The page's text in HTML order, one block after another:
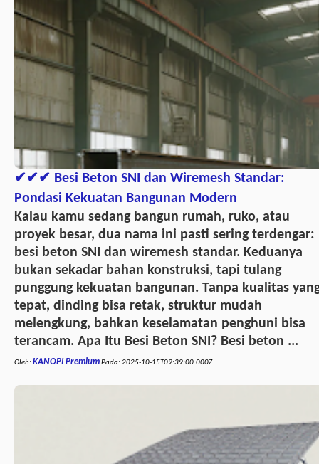
✔✔✔ Besi Beton SNI dan Wiremesh Standar:
Pondasi Kekuatan Bangunan Modern
Kalau kamu sedang bangun rumah, ruko, atau
proyek besar, dua nama ini pasti sering terdengar:
besi beton SNI dan wiremesh standar. Keduanya
bukan sekadar bahan konstruksi, tapi tulang
punggung kekuatan bangunan. Tanpa kualitas
tepat, dinding bisa retak, struktur mudah
melengkung, bahkan keselamatan penghuni bisa
terancam. Apa Itu Besi Beton SNI? Besi beton ...
Oleh:KANOPI PremiumPada:2025-10-15T09:39:00.000Z